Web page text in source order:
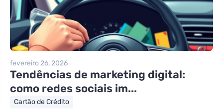
fevereiro 26, 2026
Tendências de marketing digital:
como redes sociais im...
Cartão de Crédito